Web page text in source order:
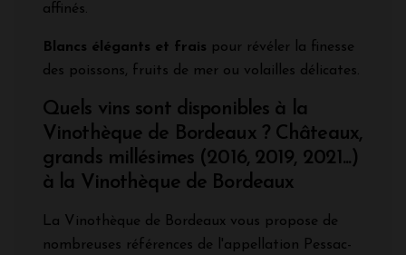
affinés.
Blancs élégants et frais pour révéler la finesse
des poissons, fruits de mer ou volailles délicates.
Quels vins sont disponibles à la
Vinothèque de Bordeaux ? Châteaux,
grands millésimes (2016, 2019, 2021...)
à la Vinothèque de Bordeaux
La Vinothèque de Bordeaux vous propose de
nombreuses références de l'appellation Pessac-